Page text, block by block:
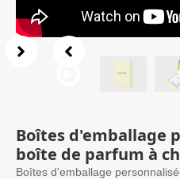
Boîtes d'emballage
boîte de parfum à
Boîtes d'emballage